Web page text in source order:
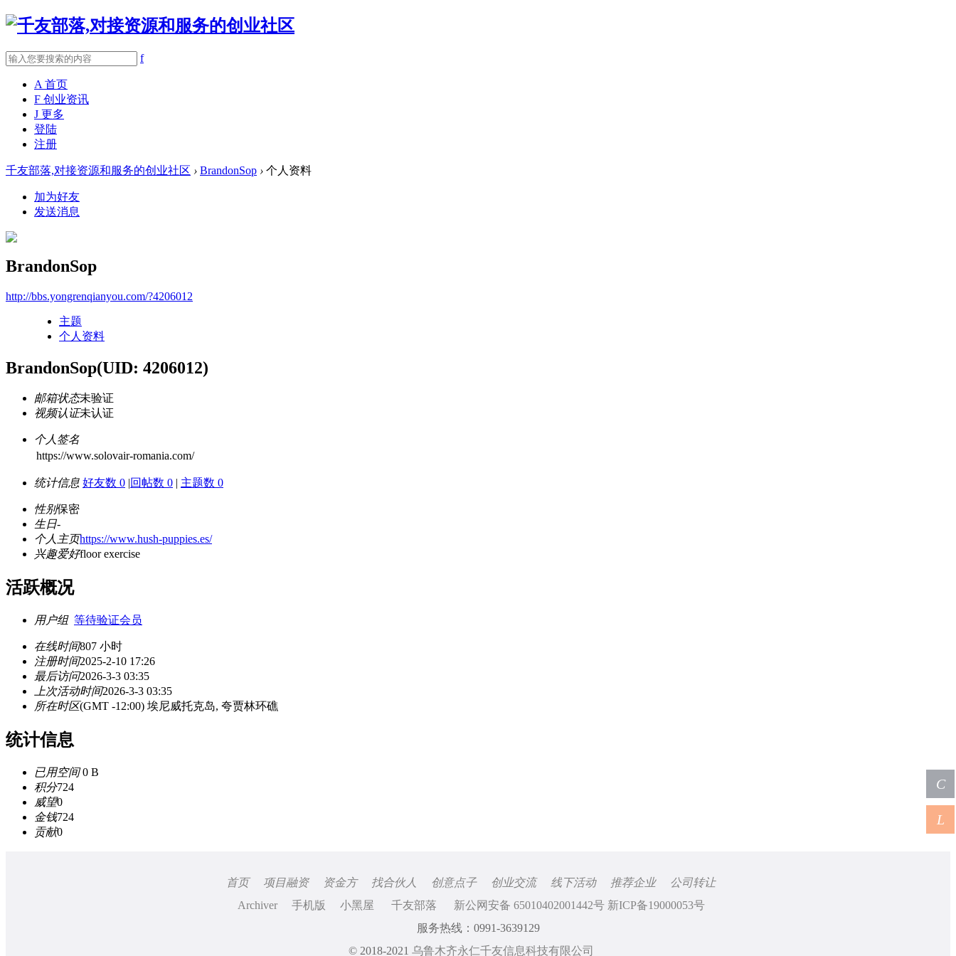
f
A 首页
F 创业资讯
J 更多
登陆
注册
千友部落,对接资源和服务的创业社区 › BrandonSop › 个人资料
加为好友
发送消息
BrandonSop
http://bbs.yongrenqianyou.com/?4206012
主题
个人资料
BrandonSop(UID: 4206012)
邮箱状态未验证
视频认证未认证
个人签名
https://www.solovair-romania.com/
统计信息 好友数 0 |回帖数 0 | 主题数 0
性别保密
生日-
个人主页https://www.hush-puppies.es/
兴趣爱好floor exercise
活跃概况
用户组 等待验证会员
在线时间807 小时
注册时间2025-2-10 17:26
最后访问2026-3-3 03:35
上次活动时间2026-3-3 03:35
所在时区(GMT -12:00) 埃尼威托克岛, 夸贾林环礁
统计信息
已用空间0 B
积分724
威望0
金钱724
贡献0
首页 项目融资 资金方 找合伙人 创意点子 创业交流 线下活动 推荐企业
公司转让
Archiver
手机版 小黑屋 千友部落
新公网安备 65010402001442号 新ICP备19000053号
服务热线：0991-3639129
© 2018-2021 乌鲁木齐永仁千友信息科技有限公司
C
L